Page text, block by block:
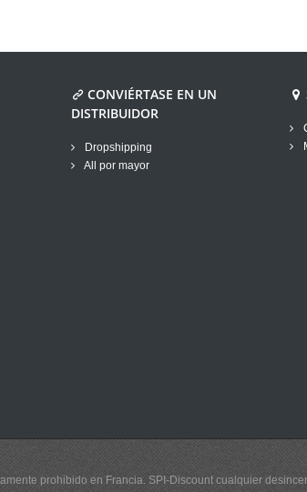
CONVIÉRTASE EN UN
DISTRIBUIDOR
Dropshipping
All por mayor
prohibido en Francia. SPI-Discount cualquier